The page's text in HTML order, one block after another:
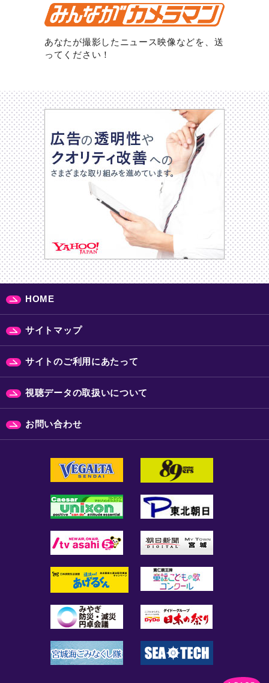
あなたが撮影したニュース映像などを、送
ってください！
HOME
サイトマップ
サイトのご利用にあたって
視聴データの取扱いについて
お問い合わせ